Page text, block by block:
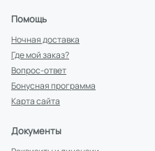
Помощь
Ночная доставка
Где мой заказ?
Вопрос-ответ
Бонусная программа
Карта сайта
Документы